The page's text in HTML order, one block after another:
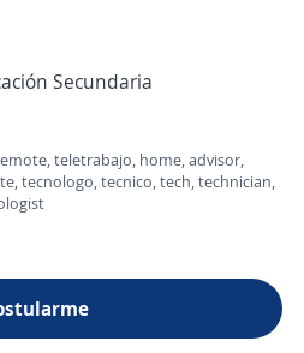
Secundaria
teletrabajo, home, advisor,
tecnologo, tecnico, tech, technician,